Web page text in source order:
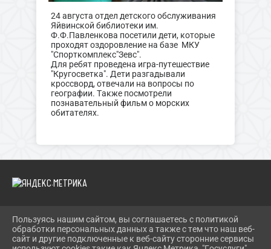
24 августа отдел детского обслуживания
Яйвинской библиотеки им.
Ф.Ф.Павленкова посетили дети, которые
проходят оздоровление на базе МКУ
"Спорткомплекс"Зевс".
Для ребят проведена игра-путешествие
"Кругосветка". Дети разгадывали
кроссворд, отвечали на вопросы по
географии. Также посмотрели
познавательный фильм о морских
обитателях.
2026 Г. BIBLIOYAIVA.RU
ВХОД
КАРТА САЙТА
Пользуясь нашим сайтом, вы соглашаетесь с политикой
обработки персональных данных а также с тем что наш веб-
сайт и другие подключенные к веб-сайту сторонние сервисы